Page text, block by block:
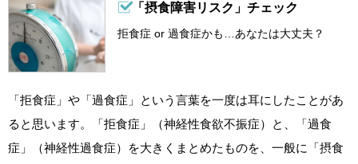
「摂食障害リスク」チェック
拒食症 or 過食症かも…あなたは大丈夫？
「拒食症」や「過食症」という言葉を一度は耳にしたことがあ
ると思います。「拒食症」（神経性食欲不振症）と、「過食
症」（神経性過食症）を大きくまとめたものを、一般に「摂食